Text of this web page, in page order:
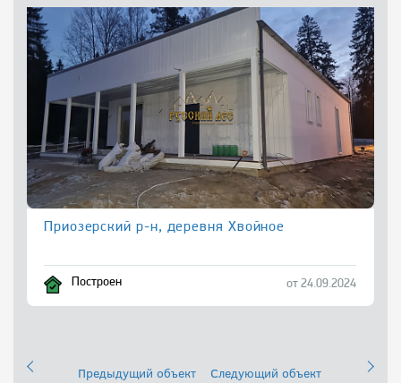
Приозерский р-н, деревня Хвойное
Построен от 24.09.2024
Предыдущий объект Следующий объект